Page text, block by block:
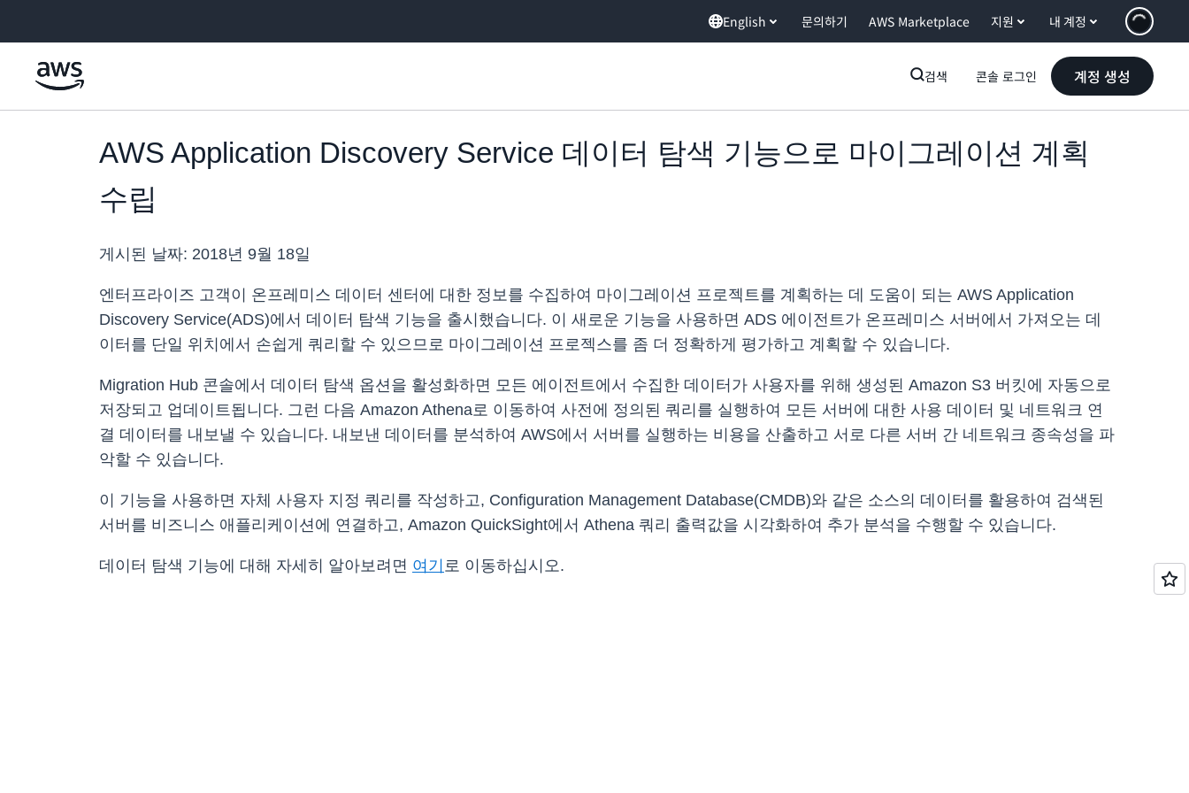
English 문의하기 AWS Marketplace 지원 내 계정
검색 콘솔 로그인 계정 생성
AWS Application Discovery Service 데이터 탐색 기능으로 마이그레이션 계획
수립
게시된 날짜: 2018년 9월 18일
엔터프라이즈 고객이 온프레미스 데이터 센터에 대한 정보를 수집하여 마이그레이션 프로젝트를 계획하는 데 도움이 되는 AWS Application
Discovery Service(ADS)에서 데이터 탐색 기능을 출시했습니다. 이 새로운 기능을 사용하면 ADS 에이전트가 온프레미스 서버에서 가져오는 데
이터를 단일 위치에서 손쉽게 쿼리할 수 있으므로 마이그레이션 프로젝스를 좀 더 정확하게 평가하고 계획할 수 있습니다.
Migration Hub 콘솔에서 데이터 탐색 옵션을 활성화하면 모든 에이전트에서 수집한 데이터가 사용자를 위해 생성된 Amazon S3 버킷에 자동으로
저장되고 업데이트됩니다. 그런 다음 Amazon Athena로 이동하여 사전에 정의된 쿼리를 실행하여 모든 서버에 대한 사용 데이터 및 네트워크 연
결 데이터를 내보낼 수 있습니다. 내보낸 데이터를 분석하여 AWS에서 서버를 실행하는 비용을 산출하고 서로 다른 서버 간 네트워크 종속성을 파
악할 수 있습니다.
이 기능을 사용하면 자체 사용자 지정 쿼리를 작성하고, Configuration Management Database(CMDB)와 같은 소스의 데이터를 활용하여 검색된
서버를 비즈니스 애플리케이션에 연결하고, Amazon QuickSight에서 Athena 쿼리 출력값을 시각화하여 추가 분석을 수행할 수 있습니다.
데이터 탐색 기능에 대해 자세히 알아보려면 여기 로 이동하십시오.